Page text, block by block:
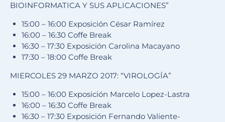
BIOINFORMATICA Y SUS APLICACIONES”
15:00 – 16:00 Exposición César Ramírez
16:00 – 16:30 Coffe Break
16:30 – 17:30 Exposición Carolina Macayano
17:30 – 18:00 Coffe Break
MIERCOLES 29 MARZO 2017: “VIROLOGÍA”
15:00 – 16:00 Exposición Marcelo Lopez-Lastra
16:00 – 16:30 Coffe Break
16:30 – 17:30 Exposición Fernando Valiente-